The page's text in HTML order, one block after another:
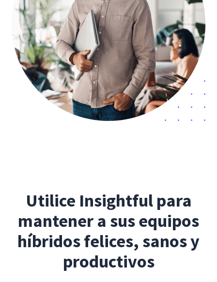
Utilice Insightful para
mantener a sus equipos
híbridos felices, sanos y
productivos